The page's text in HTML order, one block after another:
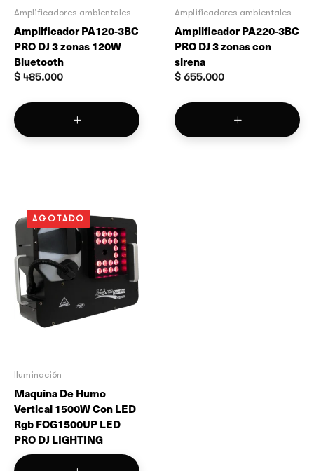
Amplificadores ambientales
Amplificador PA120-3BC
PRO DJ 3 zonas 120W
Bluetooth
$ 485.000
Amplificadores ambientales
Amplificador PA220-3BC
PRO DJ 3 zonas con
sirena
$ 655.000
AGOTADO
Iluminación
Maquina De Humo
Vertical 1500W Con LED
Rgb FOG1500UP LED
PRO DJ LIGHTING